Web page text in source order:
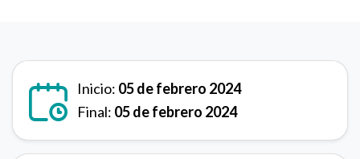
Inicio: 05 de febrero 2024
Final: 05 de febrero 2024